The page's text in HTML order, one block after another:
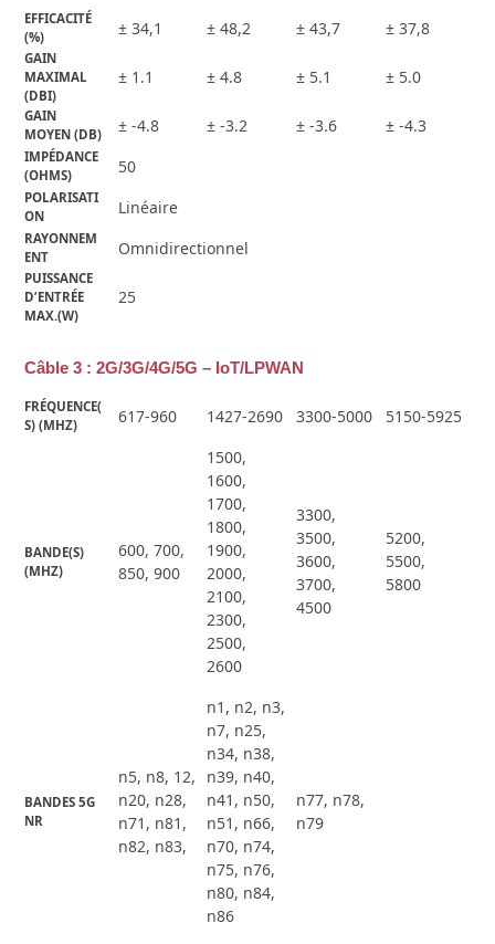
EFFICACITÉ
(%)
± 34,1 ± 48,2 ± 43,7 ± 37,8
GAIN
MAXIMAL
(DBI)
± 1.1 ± 4.8 ± 5.1 ± 5.0
GAIN
MOYEN (DB)
± -4.8 ± -3.2 ± -3.6 ± -4.3
IMPÉDANCE
(OHMS)
50
POLARISATI
ON
Linéaire
RAYONNEM
ENT
Omnidirectionnel
PUISSANCE
D’ENTRÉE
MAX.(W)
25
Câble 3 : 2G/3G/4G/5G – IoT/LPWAN
FRÉQUENCE(
S) (MHZ)
617-960 1427-2690 3300-5000 5150-5925
BANDE(S)
(MHZ)
600, 700,
850, 900
1500,
1600,
1700,
1800,
1900,
2000,
2100,
2300,
2500,
2600
3300,
3500,
3600,
3700,
4500
5200,
5500,
5800
BANDES 5G
NR
n5, n8, 12,
n20, n28,
n71, n81,
n82, n83,
n1, n2, n3,
n7, n25,
n34, n38,
n39, n40,
n41, n50,
n51, n66,
n70, n74,
n75, n76,
n80, n84,
n86
n77, n78,
n79